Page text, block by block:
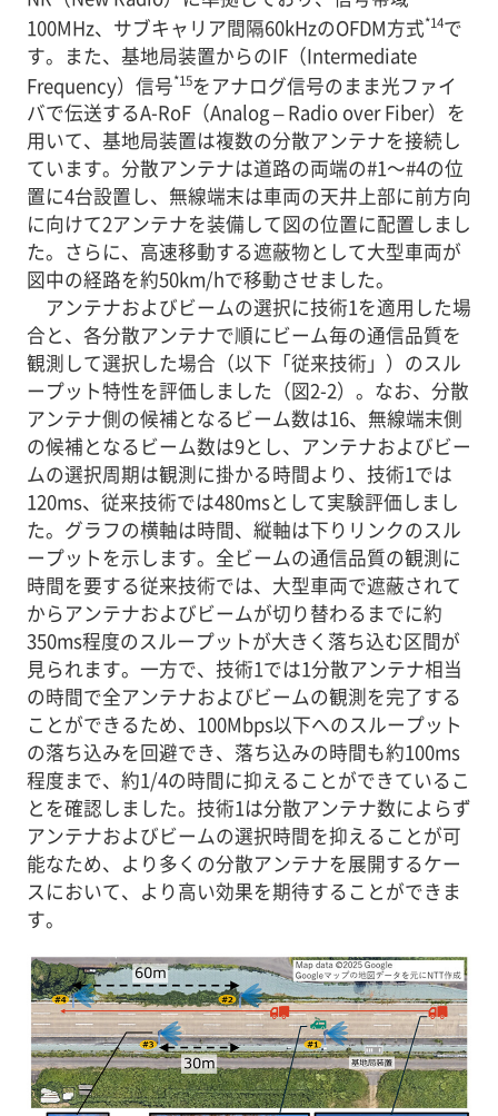
100MHz、サブキャリア間隔60kHzのOFDM方式*14で
す。また、基地局装置からのIF（Intermediate
Frequency）信号*15をアナログ信号のまま光ファイ
バで伝送するA-RoF（Analog – Radio over Fiber）を
用いて、基地局装置は複数の分散アンテナを接続し
ています。分散アンテナは道路の両端の#1～#4の位
置に4台設置し、無線端末は車両の天井上部に前方向
に向けて2アンテナを装備して図の位置に配置しまし
た。さらに、高速移動する遮蔽物として大型車両が
図中の経路を約50km/hで移動させました。
アンテナおよびビームの選択に技術1を適用した場
合と、各分散アンテナで順にビーム毎の通信品質を
観測して選択した場合（以下「従来技術」）のスル
ープット特性を評価しました（図2-2）。なお、分散
アンテナ側の候補となるビーム数は16、無線端末側
の候補となるビーム数は9とし、アンテナおよびビー
ムの選択周期は観測に掛かる時間より、技術1では
120ms、従来技術では480msとして実験評価しまし
た。グラフの横軸は時間、縦軸は下りリンクのスル
ープットを示します。全ビームの通信品質の観測に
時間を要する従来技術では、大型車両で遮蔽されて
からアンテナおよびビームが切り替わるまでに約
350ms程度のスループットが大きく落ち込む区間が
見られます。一方で、技術1では1分散アンテナ相当
の時間で全アンテナおよびビームの観測を完了する
ことができるため、100Mbps以下へのスループット
の落ち込みを回避でき、落ち込みの時間も約100ms
程度まで、約1/4の時間に抑えることができているこ
とを確認しました。技術1は分散アンテナ数によらず
アンテナおよびビームの選択時間を抑えることが可
能なため、より多くの分散アンテナを展開するケー
スにおいて、より高い効果を期待することができま
す。